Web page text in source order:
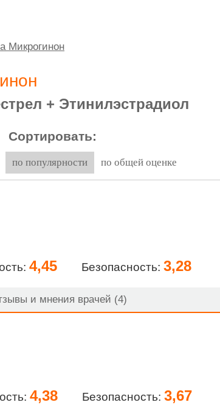
Микрогинон
+ Этинилэстрадиол
Сортировать:
по популярности по общей оценке
4,45 Безопасность: 3,28
и мнения врачей (4)
4,38 Безопасность: 3,67